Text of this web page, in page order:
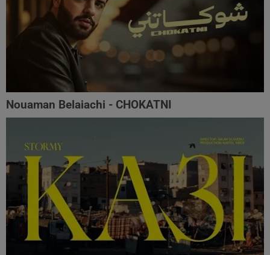
Nouaman Belaiachi - CHOKATNI